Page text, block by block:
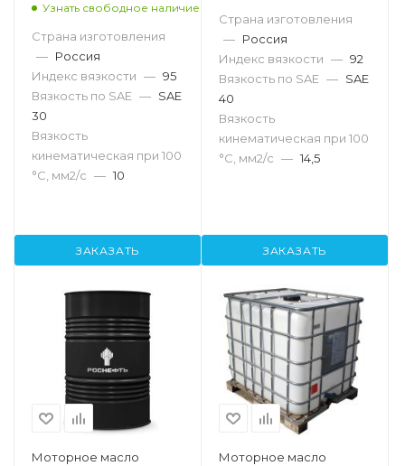
Узнать свободное наличие
Страна изготовления
— Россия
Индекс вязкости — 95
Вязкость по SAE — SAE
30
Вязкость
кинематическая при 100
°С, мм2/с — 10
ЗАКАЗАТЬ
Страна изготовления
— Россия
Индекс вязкости — 92
Вязкость по SAE — SAE
40
Вязкость
кинематическая при 100
°С, мм2/с — 14,5
ЗАКАЗАТЬ
Моторное масло
Моторное масло